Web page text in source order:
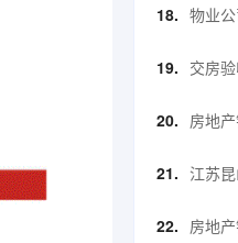
页）
物业
页）
交房
房地
江苏
房地